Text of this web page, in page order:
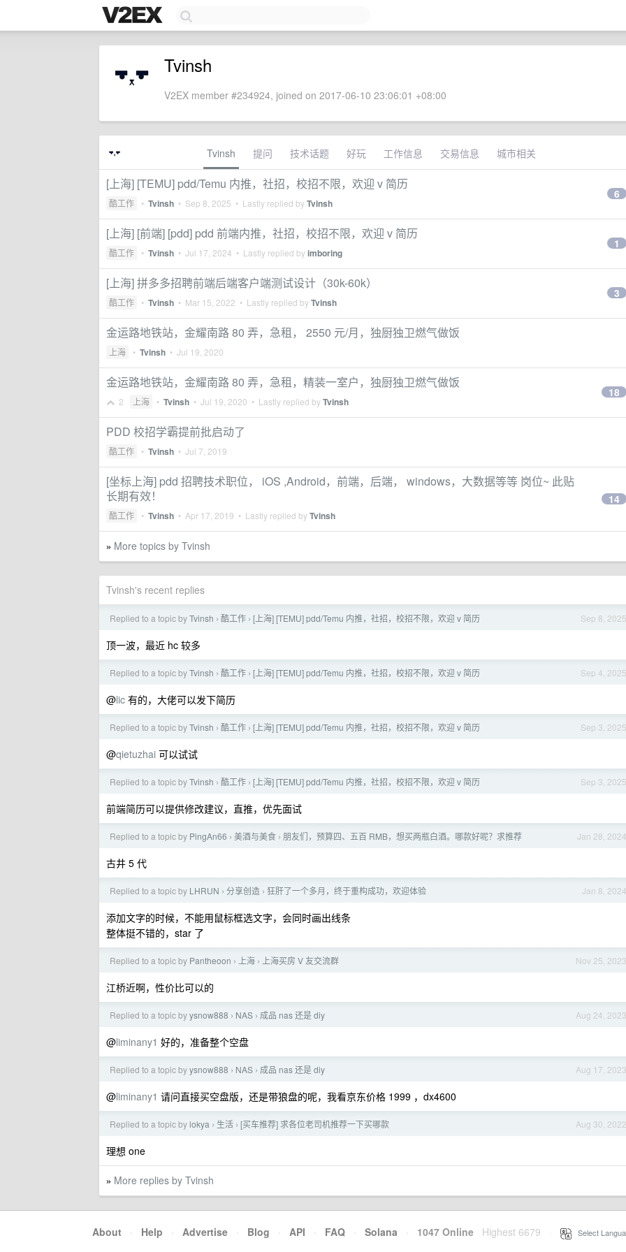
Tvinsh
V2EX member #234924, joined on 2017-06-10 23:06:01 +08:00
Tvinsh 提问 技术话题 好玩 工作信息 交易信息 城市相关
[上海] [TEMU] pdd/Temu 内推，社招，校招不限，欢迎 v 简历
酷工作 • Tvinsh • Sep 8, 2025 • Lastly replied byTvinsh
6
[上海] [前端] [pdd] pdd 前端内推，社招，校招不限，欢迎 v 简历
酷工作 • Tvinsh • Jul 17, 2024 • Lastly replied byimboring
1
[上海] 拼多多招聘前端后端客户端测试设计（30k-60k）
酷工作 • Tvinsh • Mar 15, 2022 • Lastly replied byTvinsh
3
金运路地铁站，金耀南路 80 弄，急租， 2550 元/月，独厨独卫燃气做饭
上海 • Tvinsh • Jul 19, 2020
金运路地铁站，金耀南路 80 弄，急租，精装一室户，独厨独卫燃气做饭
2 上海 • Tvinsh • Jul 19, 2020 • Lastly replied byTvinsh
18
PDD 校招学霸提前批启动了
酷工作 • Tvinsh • Jul 7, 2019
[坐标上海] pdd 招聘技术职位， iOS ,Android，前端，后端， windows，大数据等等 岗位~ 此贴
长期有效！
酷工作 • Tvinsh • Apr 17, 2019 • Lastly replied byTvinsh
14
» More topics by Tvinsh
Tvinsh's recent replies
Sep 8, 2025
Replied to a topic byTvinsh › 酷工作 › [上海] [TEMU] pdd/Temu 内推，社招，校招不限，欢迎 v 简历
顶一波，最近 hc 较多
Sep 4, 2025
Replied to a topic byTvinsh › 酷工作 › [上海] [TEMU] pdd/Temu 内推，社招，校招不限，欢迎 v 简历
@lic 有的，大佬可以发下简历
Sep 3, 2025
Replied to a topic byTvinsh › 酷工作 › [上海] [TEMU] pdd/Temu 内推，社招，校招不限，欢迎 v 简历
@qietuzhai 可以试试
Sep 3, 2025
Replied to a topic byTvinsh › 酷工作 › [上海] [TEMU] pdd/Temu 内推，社招，校招不限，欢迎 v 简历
前端简历可以提供修改建议，直推，优先面试
Jan 28, 2024
Replied to a topic by PingAn66 › 美酒与美食 › 朋友们，预算四、五百 RMB，想买两瓶白酒。哪款好呢？求推荐
古井 5 代
Jan 8, 2024
Replied to a topic by LHRUN › 分享创造 › 狂肝了一个多月，终于重构成功，欢迎体验
添加文字的时候，不能用鼠标框选文字，会同时画出线条
整体挺不错的，star 了
Nov 25, 2023
Replied to a topic by Pantheoon › 上海 › 上海买房 V 友交流群
江桥近啊，性价比可以的
Aug 24, 2023
Replied to a topic byysnow888 › NAS › 成品 nas 还是 diy
@liminany1 好的，准备整个空盘
Aug 17, 2023
Replied to a topic byysnow888 › NAS › 成品 nas 还是 diy
@liminany1 请问直接买空盘版，还是带狼盘的呢，我看京东价格 1999 ，dx4600
Aug 30, 2022
Replied to a topic by lokya › 生活 › [买车推荐] 求各位老司机推荐一下买哪款
理想 one
» More replies by Tvinsh
About · Help · Advertise · Blog · API · FAQ · Solana · 1047 Online Highest 6679 Select